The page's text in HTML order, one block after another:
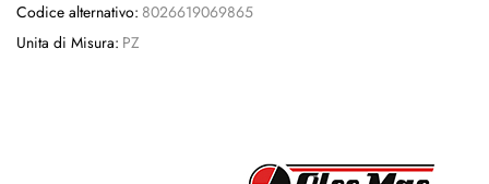
Codice alternativo: 8026619069865
Unita di Misura: PZ